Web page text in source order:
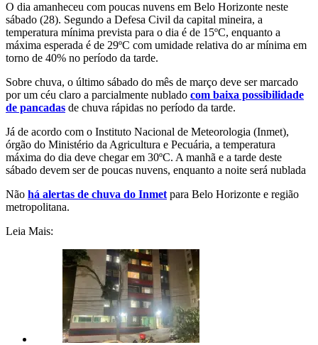
O dia amanheceu com poucas nuvens em Belo Horizonte neste
sábado (28). Segundo a Defesa Civil da capital mineira, a
temperatura mínima prevista para o dia é de 15ºC, enquanto a
máxima esperada é de 29ºC com umidade relativa do ar mínima em
torno de 40% no período da tarde.
Sobre chuva, o último sábado do mês de março deve ser marcado
por um céu claro a parcialmente nublado com baixa possibilidade
de pancadas de chuva rápidas no período da tarde.
Já de acordo com o Instituto Nacional de Meteorologia (Inmet),
órgão do Ministério da Agricultura e Pecuária, a temperatura
máxima do dia deve chegar em 30ºC. A manhã e a tarde deste
sábado devem ser de poucas nuvens, enquanto a noite será nublada
Não há alertas de chuva do Inmet para Belo Horizonte e região
metropolitana.
Leia Mais: